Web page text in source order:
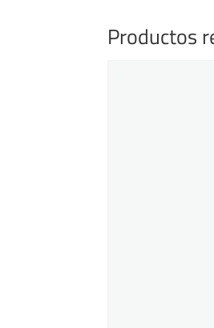
Productos